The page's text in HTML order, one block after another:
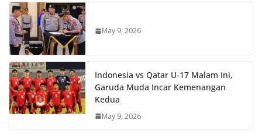
May 9, 2026
Indonesia vs Qatar U-17 Malam Ini,
Garuda Muda Incar Kemenangan
Kedua
May 9, 2026